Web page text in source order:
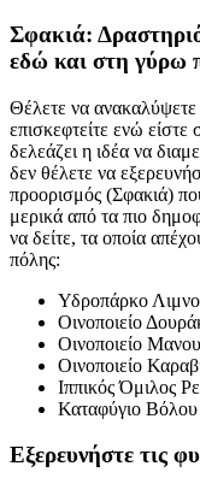
Σφακιά:
εδώ και στη γύρω
Θέλετε να ανακαλύψετε
επισκεφτείτε ενώ
δελεάζει η ιδέα να
δεν θέλετε να
προορισμός (Σφακιά)
μερικά από τα πιο
να δείτε, τα οποία
πόλης:
Υδροπάρκο
Οινοποιείο
Οινοποιείο
Οινοποιείο
Ιππικός Όμιλος
Καταφύγιο
Εξερευνήστε τις